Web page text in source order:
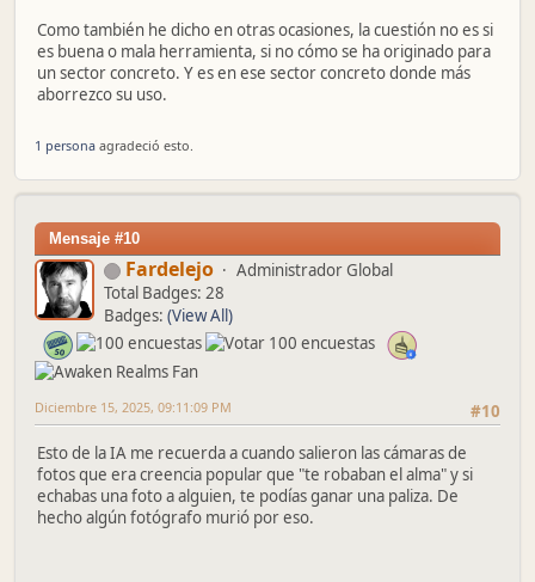
Como también he dicho en otras ocasiones, la cuestión no es si
es buena o mala herramienta, si no cómo se ha originado para
un sector concreto. Y es en ese sector concreto donde más
aborrezco su uso.
1 persona agradeció esto.
Mensaje #10
Fardelejo
Administrador Global
Total Badges: 28
Badges: (View All)
#10
Diciembre 15, 2025, 09:11:09 PM
Esto de la IA me recuerda a cuando salieron las cámaras de
fotos que era creencia popular que "te robaban el alma" y si
echabas una foto a alguien, te podías ganar una paliza. De
hecho algún fotógrafo murió por eso.